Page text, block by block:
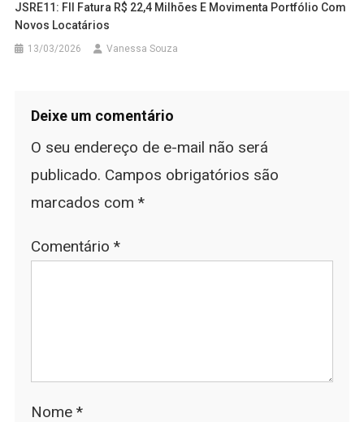
JSRE11: FII Fatura R$ 22,4 Milhões E Movimenta Portfólio Com
Novos Locatários
13/03/2026 Vanessa Souza
Deixe um comentário
O seu endereço de e-mail não será
publicado. Campos obrigatórios são
marcados com *
Comentário *
Nome *